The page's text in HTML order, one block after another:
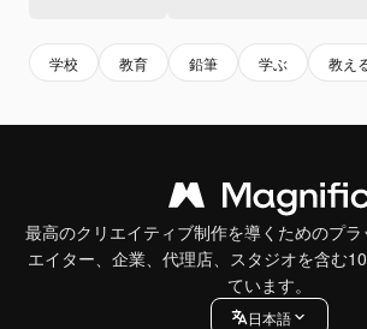
学校 教育 鉛筆 学ぶ 教え
最高のクリエイティブ制作を導くためのプ
エイター、企業、代理店、スタジオを含む
ています。
日本語